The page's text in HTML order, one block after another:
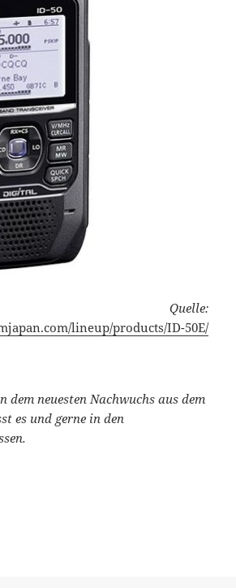
Quelle:
lineup/products/ID-50E/
dem neuesten Nachwuchs aus dem
es und gerne in den